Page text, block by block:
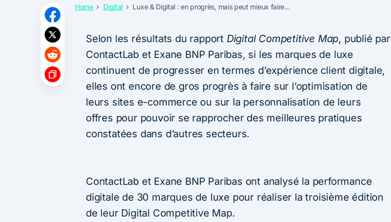
Home Digital Luxe & Digital : en progrès, mais peut mieux faire…
Selon les résultats du rapport Digital Competitive Map, publié par
ContactLab et Exane BNP Paribas, si les marques de luxe
continuent de progresser en termes d’expérience client digitale,
elles ont encore de gros progrès à faire sur l’optimisation de
leurs sites e-commerce ou sur la personnalisation de leurs
offres pour pouvoir se rapprocher des meilleures pratiques
constatées dans d’autres secteurs.
ContactLab et Exane BNP Paribas ont analysé la performance
digitale de 30 marques de luxe pour réaliser la troisième édition
de leur Digital Competitive Map.